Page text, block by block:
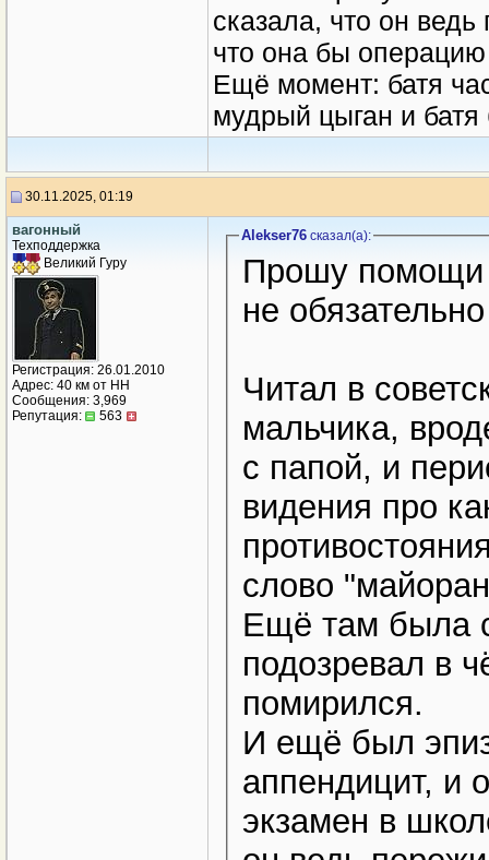
сказала, что он
что она бы
Ещё момент: батя
мудрый цыган и
30.11.2025, 01:19
вагонный
Техподдержка
Великий Гуру
Регистрация: 26.01.2010
Адрес: 40 км от НН
Сообщения: 3,969
Репутация:
563
Alekser76сказал(a):
Прошу помощи
не
Читал в
мальчика,
с папой, и
видения про
слово
Ещё там была
подозревал в
помирился.
И ещё был
аппендицит, и
экзамен в